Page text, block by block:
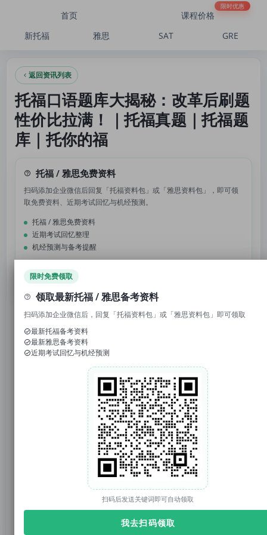
托福口语题库大揭秘：改革后刷题性价比拉满！｜托福真题｜托福题库｜托你的福
首页 课程价格
限时优惠
新托福 雅思 SAT GRE
返回资讯列表
托福口语题库大揭秘：改革后刷题
性价比拉满！｜托福真题｜托福题
库｜托你的福
托福 / 雅思免费资料
扫码添加企业微信后回复「托福资料包」或「雅思资料包」，即可领
取免费资料、近期考试回忆与机经预测。
托福 / 雅思免费资料
近期考试回忆整理
机经预测与备考提醒
1. 回复“模考”，免费参加托福/雅思/SAT真题模考
2. 回复考试日期如“0117
回复托福成绩如“托福98
刚刚过去的4月29日线下托福考试，口语复述题又双叒考到
了“刷墙流程（Painting Process）”。这套题目直接重复了3
月25日家考的原题。原句并不简单，比如：
·Use a drop cloth on the floor to prevent stains.
·Apply painters tape to edges for clean lines.
·Pour the paint directly into the tray for easy access.
限时免费领取
领取最新托福 / 雅思备考资料
扫码添加企业微信后，回复「托福资料包」或「雅思资料包」即可领取
最新托福备考资料
最新雅思备考资料
近期考试回忆与机经预测
扫码后发送关键词即可自动领取
我去扫码领取